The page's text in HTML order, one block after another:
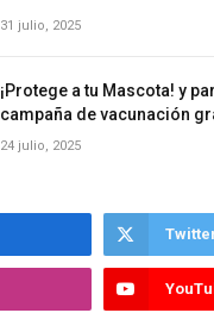
31 julio, 2025
¡Protege a tu Mascota! y
campaña de vacunación
24 julio, 2025